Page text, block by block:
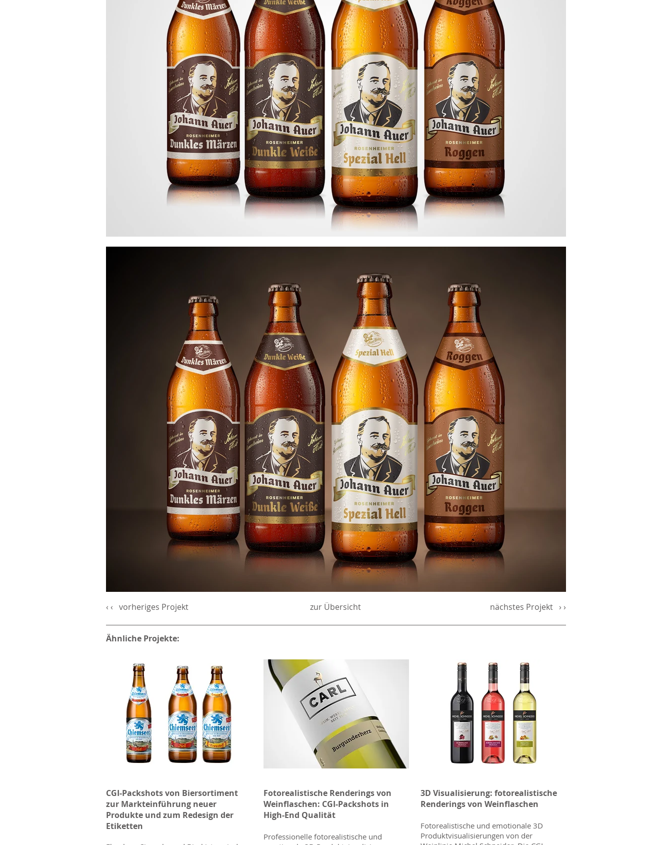
‹ ‹ vorheriges Projekt zur Übersicht nächstes Projekt › ›
Ähnliche Projekte:
CGI-Packshots von Biersortiment
zur Markteinführung neuer
Produkte und zum Redesign der
Etiketten
Fotorealistische Renderings von
Weinflaschen: CGI-Packshots in
High-End Qualität
Professionelle fotorealistische und
3D Visualisierung: fotorealistische
Renderings von Weinflaschen
Fotorealistische und emotionale 3D
Produktvisualisierungen von der